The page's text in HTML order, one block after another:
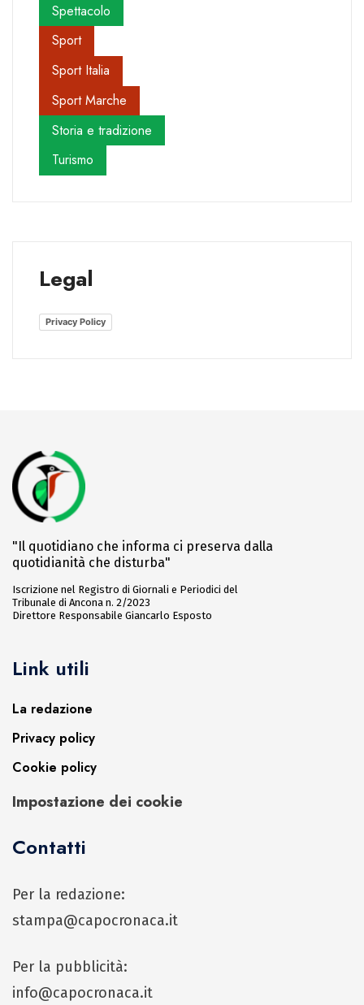
Spettacolo
Sport
Sport Italia
Sport Marche
Storia e tradizione
Turismo
Legal
Privacy Policy
"Il quotidiano che informa ci preserva dalla
quotidianità che disturba"
Iscrizione nel Registro di Giornali e Periodici del
Tribunale di Ancona n. 2/2023
Direttore Responsabile Giancarlo Esposto
Link utili
La redazione
Privacy policy
Cookie policy
Impostazione dei cookie
Contatti
Per la redazione:
stampa@capocronaca.it
Per la pubblicità:
info@capocronaca.it